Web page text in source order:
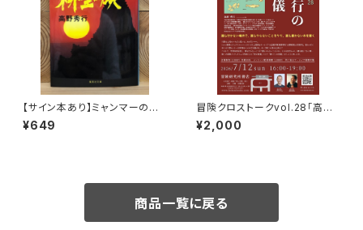
【サイン本あり】ミャンマーの柳
生一族
¥649
冒険クロストークvol.28「高野
秀行の旅の流儀」録画視聴権
¥2,000
商品一覧に戻る